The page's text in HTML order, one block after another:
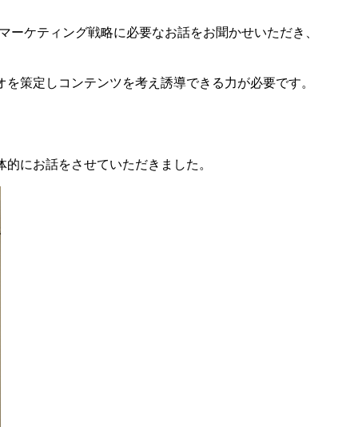
ケティング戦略に必要なお話をお聞かせいただき、
策定しコンテンツを考え誘導できる力が必要です。
にお話をさせていただきました。